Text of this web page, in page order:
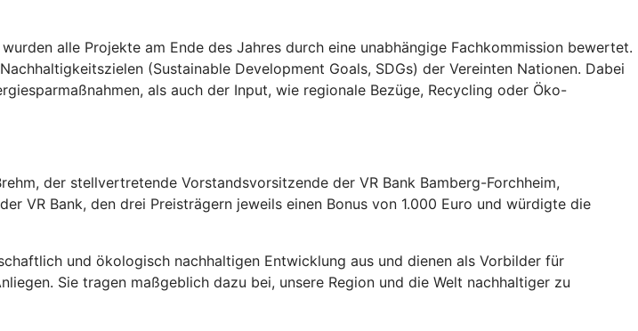
alle Projekte am Ende des Jahres durch eine unabhängige Fachkommission bewertet.
(Sustainable Development Goals, SDGs) der Vereinten Nationen. Dabei
als auch der Input, wie regionale Bezüge, Recycling oder Öko-
der stellvertretende Vorstandsvorsitzende der VR Bank Bamberg-Forchheim,
VR Bank, den drei Preisträgern jeweils einen Bonus von 1.000 Euro und würdigte die
und ökologisch nachhaltigen Entwicklung aus und dienen als Vorbilder für
Sie tragen maßgeblich dazu bei, unsere Region und die Welt nachhaltiger zu